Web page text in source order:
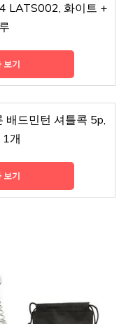
LATS002, 화이트 +
보기
배드민턴 셔틀콕 5p,
1개
보기